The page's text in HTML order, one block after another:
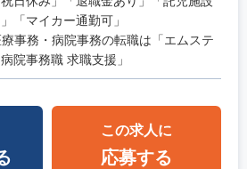
「マイカー通勤可」
事務・病院事務の転職は「エムステ
院事務職 求職支援」
この求人に
応募する